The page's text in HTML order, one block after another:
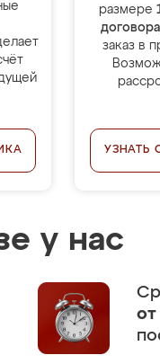
размере
договора
заказ в
УЗНАТЬ
у нас